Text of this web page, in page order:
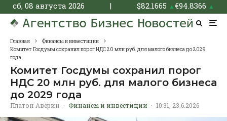
сб, 08 августа 2026 | $82.1665 ▲€94.8366 ▲
Главная
Финансы и инвестиции
Комитет Госдумы сохранил порог НДС 20 млн руб. для малого бизнеса до 2029
года
Комитет Госдумы сохранил порог
НДС 20 млн руб. для малого бизнеса
до 2029 года
Платон Аверин · Финансы и инвестиции · 10:31, 23.6.2026